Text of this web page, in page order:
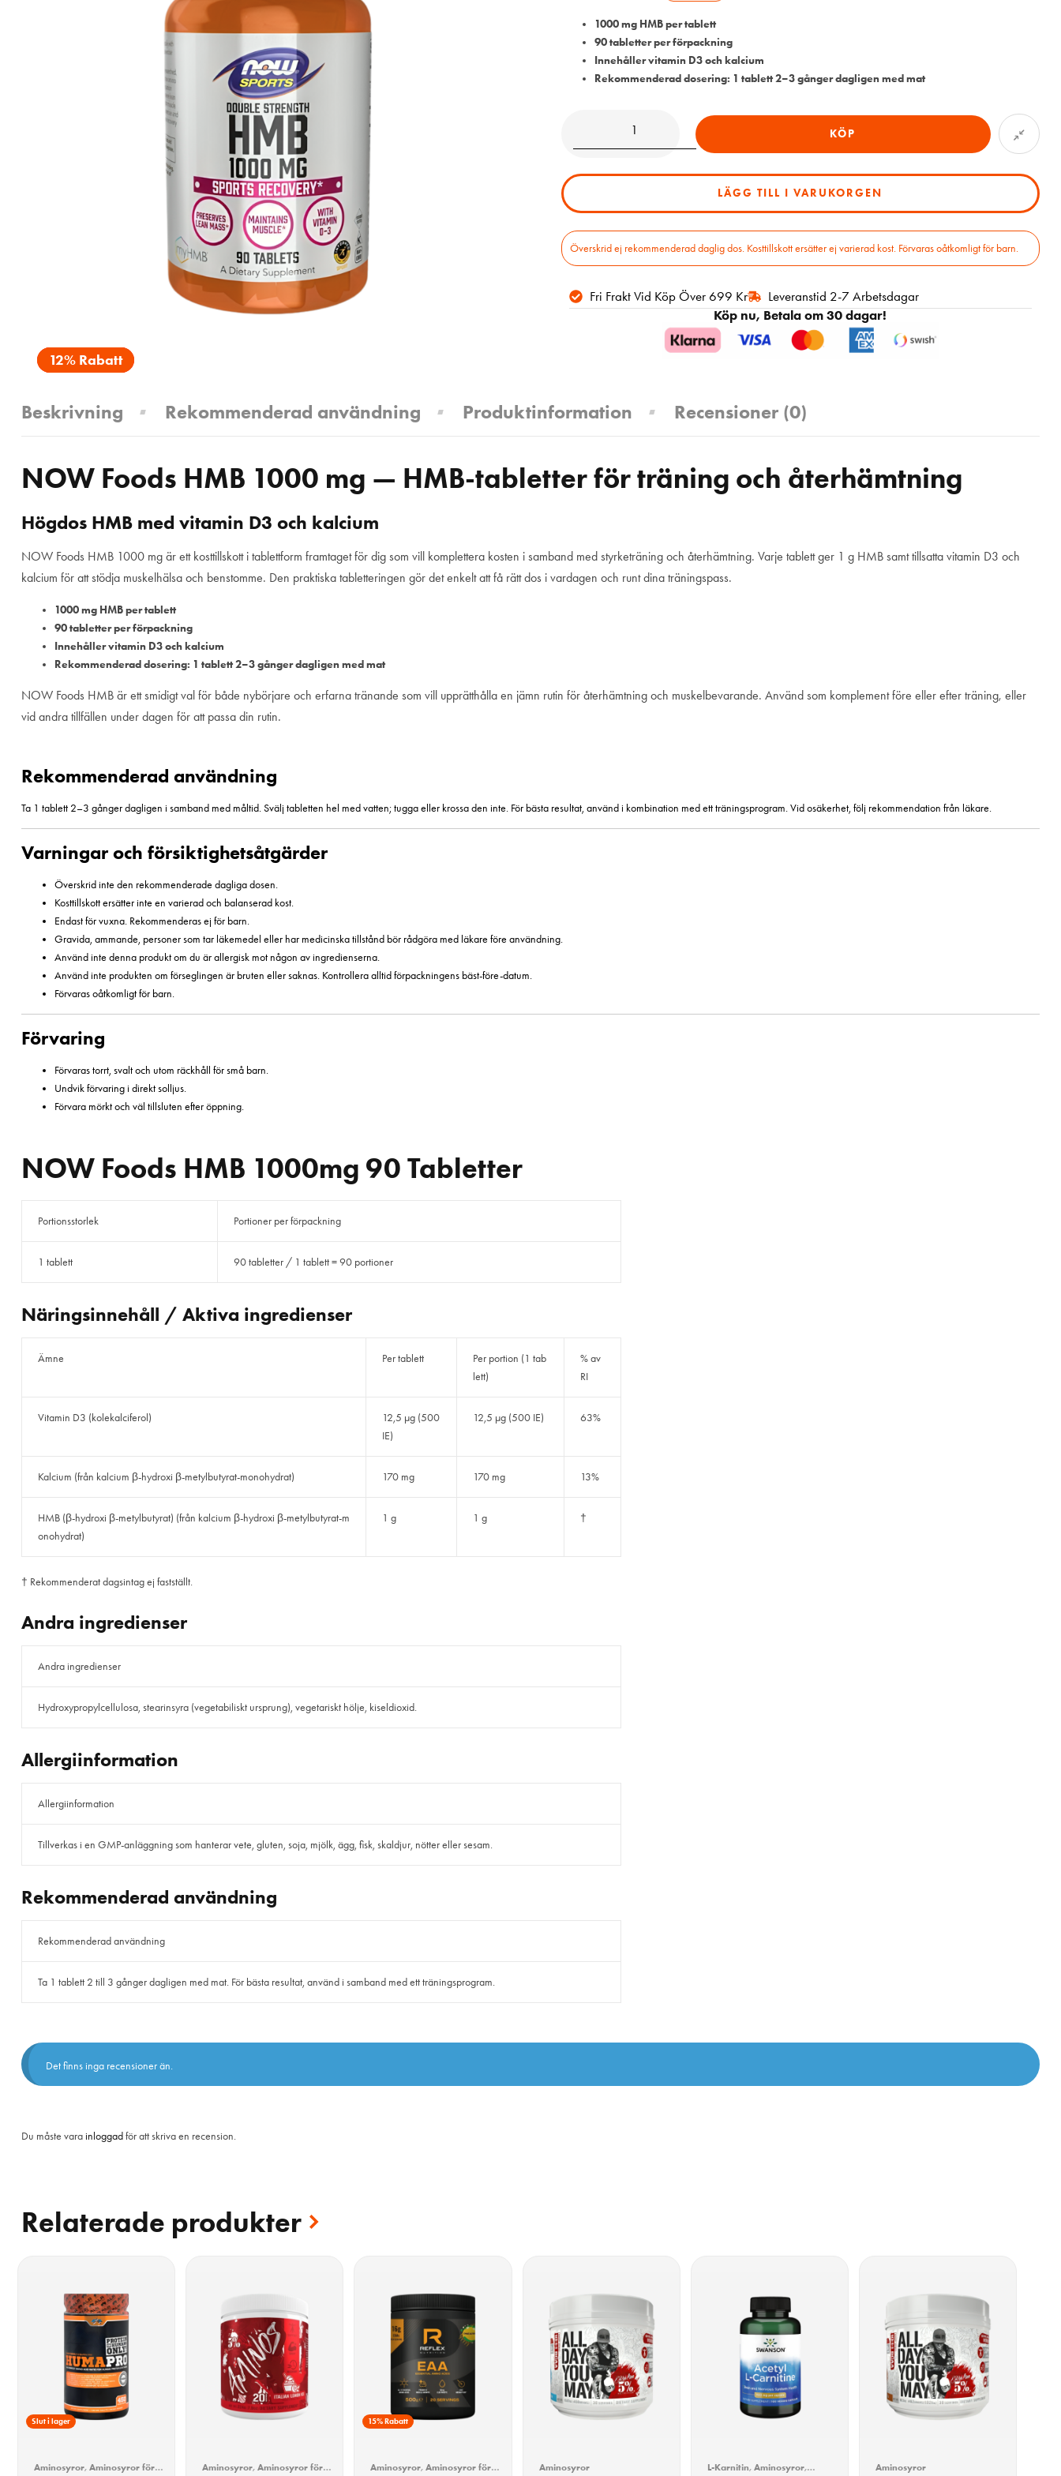
12% Rabatt
1000 mg HMB per tablett
90 tabletter per förpackning
Innehåller vitamin D3 och kalcium
Rekommenderad dosering: 1 tablett 2–3 gånger dagligen med mat
KÖP
LÄGG TILL I VARUKORGEN
Överskrid ej rekommenderad daglig dos. Kosttillskott ersätter ej varierad kost. Förvaras oåtkomligt för barn.
Fri Frakt Vid Köp Över 699 Kr
Leveranstid 2-7 Arbetsdagar
Köp nu, Betala om 30 dagar!
Beskrivning Rekommenderad användning Produktinformation Recensioner (0)
NOW Foods HMB 1000 mg — HMB-tabletter för träning och återhämtning
Högdos HMB med vitamin D3 och kalcium
NOW Foods HMB 1000 mg är ett kosttillskott i tablettform framtaget för dig som vill komplettera kosten i samband med styrketräning och återhämtning. Varje tablett ger 1 g HMB samt tillsatta vitamin D3 och
kalcium för att stödja muskelhälsa och benstomme. Den praktiska tabletteringen gör det enkelt att få rätt dos i vardagen och runt dina träningspass.
1000 mg HMB per tablett
90 tabletter per förpackning
Innehåller vitamin D3 och kalcium
Rekommenderad dosering: 1 tablett 2–3 gånger dagligen med mat
NOW Foods HMB är ett smidigt val för både nybörjare och erfarna tränande som vill upprätthålla en jämn rutin för återhämtning och muskelbevarande. Använd som komplement före eller efter träning, eller
vid andra tillfällen under dagen för att passa din rutin.
Rekommenderad användning
Ta 1 tablett 2–3 gånger dagligen i samband med måltid. Svälj tabletten hel med vatten; tugga eller krossa den inte. För bästa resultat, använd i kombination med ett träningsprogram. Vid osäkerhet, följ rekommendation från läkare.
Varningar och försiktighetsåtgärder
Överskrid inte den rekommenderade dagliga dosen.
Kosttillskott ersätter inte en varierad och balanserad kost.
Endast för vuxna. Rekommenderas ej för barn.
Gravida, ammande, personer som tar läkemedel eller har medicinska tillstånd bör rådgöra med läkare före användning.
Använd inte denna produkt om du är allergisk mot någon av ingredienserna.
Använd inte produkten om förseglingen är bruten eller saknas. Kontrollera alltid förpackningens bäst-före-datum.
Förvaras oåtkomligt för barn.
Förvaring
Förvaras torrt, svalt och utom räckhåll för små barn.
Undvik förvaring i direkt solljus.
Förvara mörkt och väl tillsluten efter öppning.
NOW Foods HMB 1000mg 90 Tabletter
Portionsstorlek Portioner per förpackning
1 tablett 90 tabletter / 1 tablett = 90 portioner
Näringsinnehåll / Aktiva ingredienser
Ämne Per tablett
Per portion (1 tab
lett)
% av
RI
Vitamin D3 (kolekalciferol)
12,5 µg (500
IE)
12,5 µg (500 IE) 63%
Kalcium (från kalcium β-hydroxi β-metylbutyrat-monohydrat) 170 mg 170 mg 13%
HMB (β-hydroxi β-metylbutyrat) (från kalcium β-hydroxi β-metylbutyrat-m
onohydrat)
1 g 1 g †
† Rekommenderat dagsintag ej fastställt.
Andra ingredienser
Andra ingredienser
Hydroxypropylcellulosa, stearinsyra (vegetabiliskt ursprung), vegetariskt hölje, kiseldioxid.
Allergiinformation
Allergiinformation
Tillverkas i en GMP-anläggning som hanterar vete, gluten, soja, mjölk, ägg, fisk, skaldjur, nötter eller sesam.
Rekommenderad användning
Rekommenderad användning
Ta 1 tablett 2 till 3 gånger dagligen med mat. För bästa resultat, använd i samband med ett träningsprogram.
Det finns inga recensioner än.
Du måste varainloggadför att skriva en recension.
Relaterade produkter
Slut i lager
Aminosyror, Aminosyror för
Aminosyror,Aminosyror för
15% Rabatt
Aminosyror,Aminosyror för
Aminosyror L-Karnitin, Aminosyror,
Aminosyror